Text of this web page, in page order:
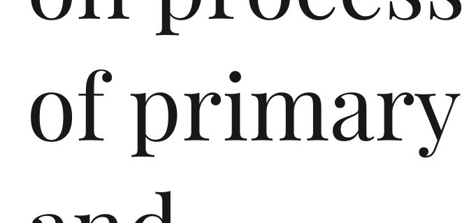
of primary